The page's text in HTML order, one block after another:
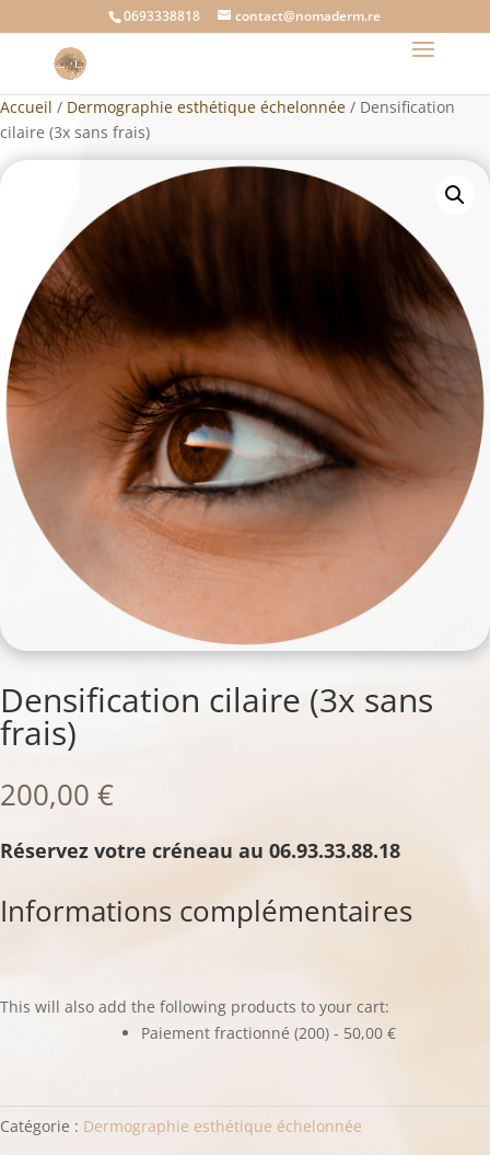
0693338818 contact@nomaderm.re
Accueil / Dermographie esthétique échelonnée / Densification
cilaire (3x sans frais)
Densification cilaire (3x sans
frais)
200,00 €
Réservez votre créneau au 06.93.33.88.18
Informations complémentaires
sans
This will also add the following products to your cart:
Paiement fractionné (200) - 50,00 €
Catégorie : Dermographie esthétique échelonnée